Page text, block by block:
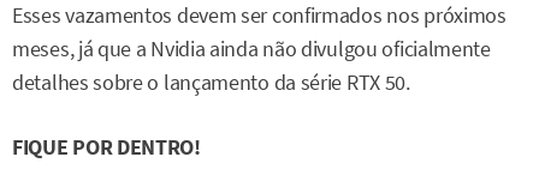
Esses vazamentos devem ser confirmados nos próximos
meses, já que a Nvidia ainda não divulgou oficialmente
detalhes sobre o lançamento da série RTX 50.
FIQUE POR DENTRO!